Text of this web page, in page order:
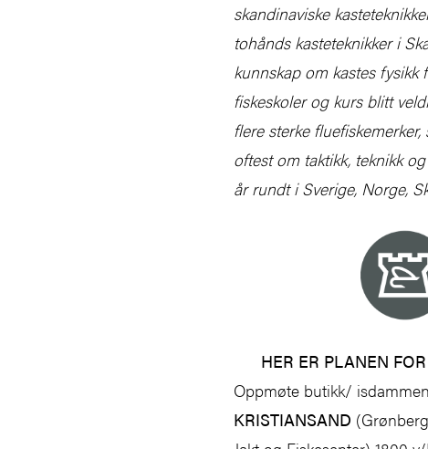
skandinaviske
tohånds kasteteknikker i
kunnskap om kastes
fiskeskoler og kurs blitt
flere sterke
oftest om taktikk, teknikk
år rundt i Sverige, Norge,
HER ER PLANEN
Oppmøte butikk/ isdammen
KRISTIANSAND